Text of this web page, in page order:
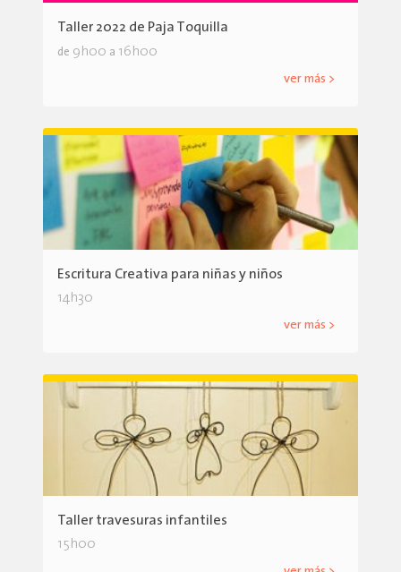
Taller 2022 de Paja Toquilla
de 9h00 a 16h00
ver más >
Escritura Creativa para niñas y niños
14h30
ver más >
Taller travesuras infantiles
15h00